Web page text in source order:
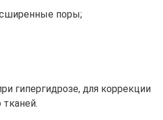
поры;
гипергидрозе, для коррекции